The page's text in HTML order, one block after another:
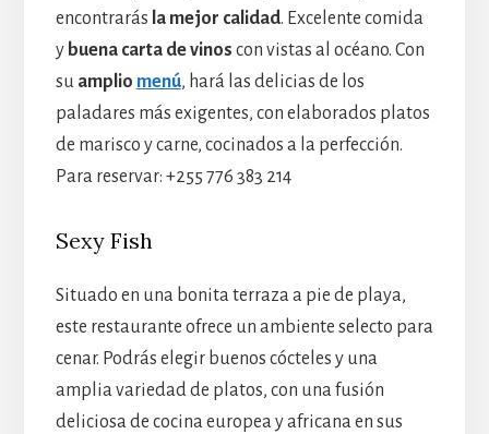
encontrarás la mejor calidad. Excelente comida
y buena carta de vinos con vistas al océano. Con
su amplio menú, hará las delicias de los
paladares más exigentes, con elaborados platos
de marisco y carne, cocinados a la perfección.
Para reservar: +255 776 383 214
Sexy Fish
Situado en una bonita terraza a pie de playa,
este restaurante ofrece un ambiente selecto para
cenar. Podrás elegir buenos cócteles y una
amplia variedad de platos, con una fusión
deliciosa de cocina europea y africana en sus